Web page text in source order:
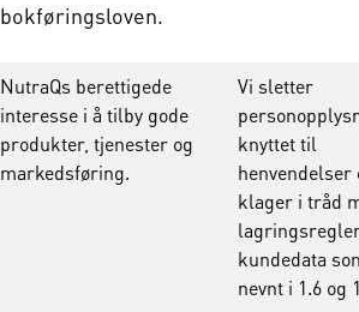
bokføringsloven.
NutraQs berettigede
interesse i å tilby gode
produkter, tjenester og
markedsføring.
Vi sletter
knyttettil
henvendelser
klager i tråd
kundedata
nevnt i 1.6 og